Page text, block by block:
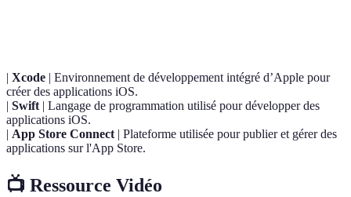
| Xcode | Environnement de développement intégré d’Apple pour
créer des applications iOS.
| Swift | Langage de programmation utilisé pour développer des
applications iOS.
| App Store Connect | Plateforme utilisée pour publier et gérer des
applications sur l'App Store.
📺 Ressource Vidéo